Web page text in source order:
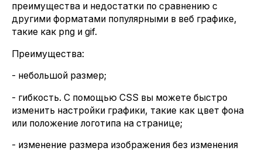
преимущества и недостатки по сравнению с
другими форматами популярными в веб графике,
такие как png и gif.
Преимущества:
- небольшой размер;
- гибкость. С помощью CSS вы можете быстро
изменить настройки графики, такие как цвет фона
или положение логотипа на странице;
- изменение размера изображения без изменения